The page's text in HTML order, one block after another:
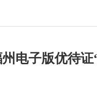
电子版优待证